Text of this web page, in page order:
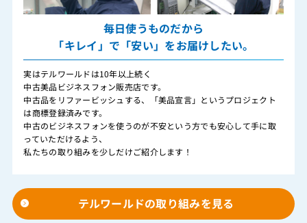
毎日使うものだから
「キレイ」で「安い」をお届けしたい。
実はテルワールドは10年以上続く
中古美品ビジネスフォン販売店です。
中古品をリファービッシュする、「美品宣言」というプロジェクト
は商標登録済みです。
中古のビジネスフォンを使うのが不安という方でも安心して手に取
っていただけるよう、
私たちの取り組みを少しだけご紹介します！
テルワールドの取り組みを見る